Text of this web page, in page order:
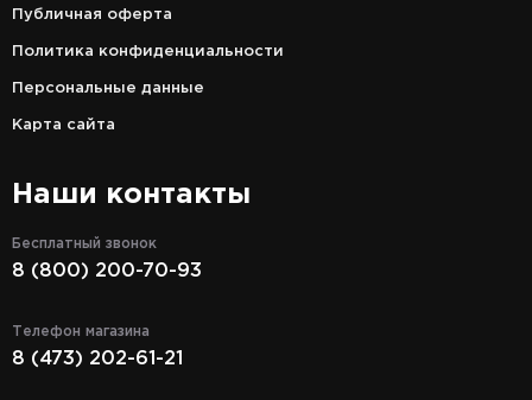
Публичная оферта
Политика конфиденциальности
Персональные данные
Карта сайта
Наши контакты
Бесплатный звонок
8 (800) 200-70-93
Телефон магазина
8 (473) 202-61-21